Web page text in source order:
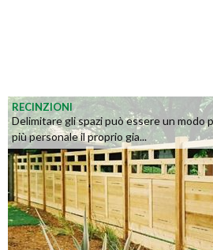
RECINZIONI
Delimitare gli spazi può essere un modo
più personale il proprio gia...